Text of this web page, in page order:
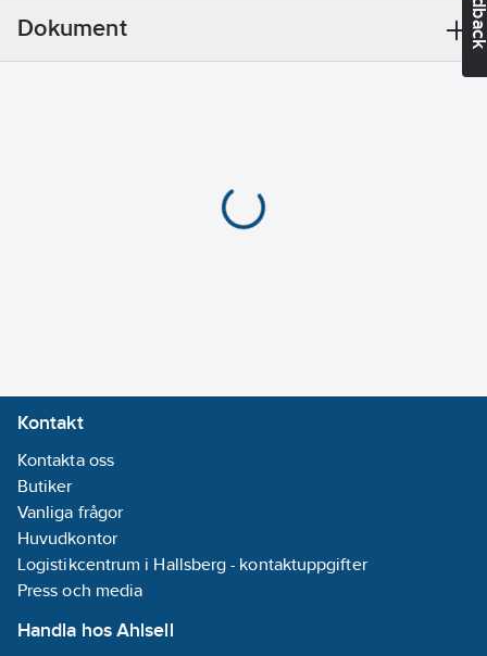
REACH
Dokument
Kontakt
Kontakta oss
Butiker
Vanliga frågor
Huvudkontor
Logistikcentrum i Hallsberg - kontaktuppgifter
Press och media
Handla hos Ahlsell